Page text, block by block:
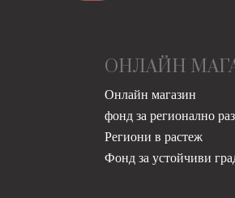
ОНЛАЙН
Онлайн магазин
фонд за регионално
Региони в растеж
Фонд за устойчиви